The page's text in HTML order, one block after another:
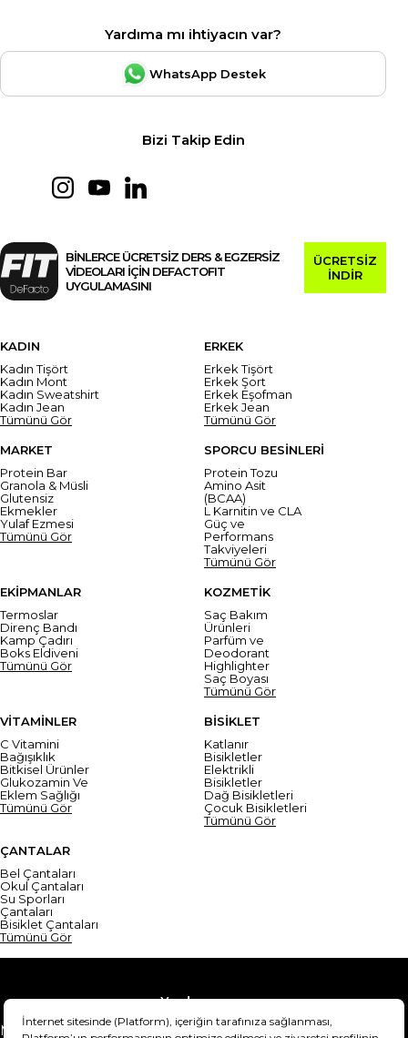
Yardıma mı ihtiyacın var?
WhatsApp Destek
Bizi Takip Edin
BİNLERCE ÜCRETSİZ DERS & EGZERSİZ
VİDEOLARI İÇİN DEFACTOFIT
UYGULAMASINI
ÜCRETSİZ
İNDİR
KADIN
Kadın Tişört
Kadın Mont
Kadın Sweatshirt
Kadın Jean
Tümünü Gör
ERKEK
Erkek Tişört
Erkek Şort
Erkek Eşofman
Erkek Jean
Tümünü Gör
MARKET
Protein Bar
Granola & Müsli
Glutensiz
Ekmekler
Yulaf Ezmesi
Tümünü Gör
SPORCU BESİNLERİ
Protein Tozu
Amino Asit
(BCAA)
L Karnitin ve CLA
Güç ve
Performans
Takviyeleri
Tümünü Gör
EKİPMANLAR
Termoslar
Direnç Bandı
Kamp Çadırı
Boks Eldiveni
Tümünü Gör
KOZMETİK
Saç Bakım
Ürünleri
Parfüm ve
Deodorant
Highlighter
Saç Boyası
Tümünü Gör
VİTAMİNLER
C Vitamini
Bağışıklık
Bitkisel Ürünler
Glukozamin Ve
Eklem Sağlığı
Tümünü Gör
BİSİKLET
Katlanır
Bisikletler
Elektrikli
Bisikletler
Dağ Bisikletleri
Çocuk Bisikletleri
Tümünü Gör
ÇANTALAR
Bel Çantaları
Okul Çantaları
Su Sporları
Çantaları
Bisiklet Çantaları
Tümünü Gör
Yardım
Mesafeli Satış Sözleşmesi
Teslimat Bilgisi